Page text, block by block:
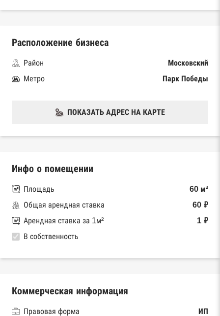
Расположение бизнеса
Район
Московский
Метро
Парк Победы
ПОКАЗАТЬ АДРЕС НА КАРТЕ
Инфо о помещении
Площадь
60 м²
Общая арендная ставка
60 ₽
Арендная ставка за 1м²
1 ₽
В собственность
Коммерческая информация
Правовая форма
ИП